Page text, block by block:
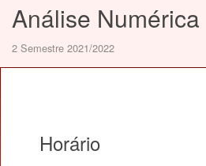
Análise Numérica
2 Semestre 2021/2022
Horário